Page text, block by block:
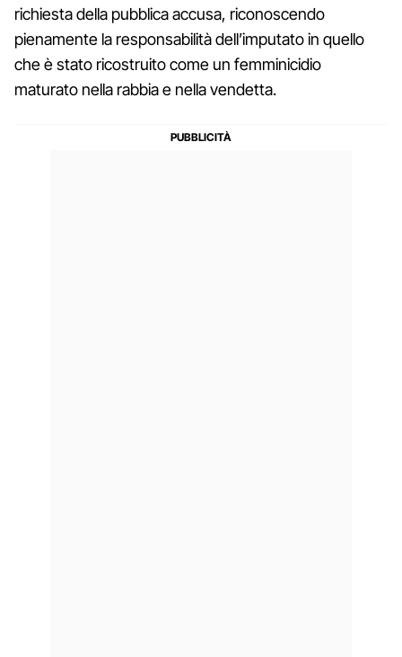
richiesta della pubblica accusa, riconoscendo
pienamente la responsabilità dell’imputato in quello
che è stato ricostruito come un femminicidio
maturato nella rabbia e nella vendetta.